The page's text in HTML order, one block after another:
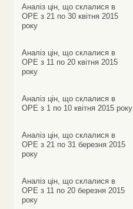
Аналіз цін, що склалися в
ОРЕ з 21 по 30 квітня 2015
року
Аналіз цін, що склалися в
ОРЕ з 11 по 20 квітня 2015
року
Аналіз цін, що склалися в
ОРЕ з 1 по 10 квітня 2015 року
Аналіз цін, що склалися в
ОРЕ з 21 по 31 березня 2015
року
Аналіз цін, що склалися в
ОРЕ з 11 по 20 березня 2015
року